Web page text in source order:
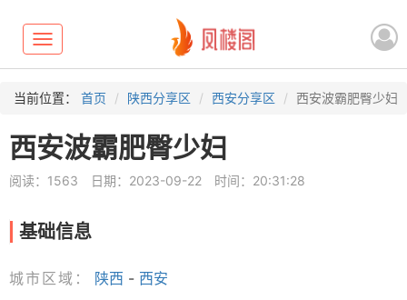
Toggle
navigation
当前位置： 首页 陕西分享区 西安分享区 西安波霸肥臀少妇
西安波霸肥臀少妇
阅读：1563 日期：2023-09-22 时间：20:31:28
基础信息
城市区域： 陕西 - 西安